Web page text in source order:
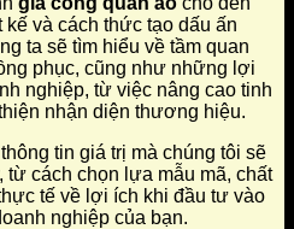
và cách thức tạo dấu ấn
ta sẽ tìm hiểu về tầm quan
phục, cũng như những lợi
nghiệp, từ việc nâng cao tinh
nhận diện thương hiệu.
tin giá trị mà chúng tôi sẽ
từ cách chọn lựa mẫu mã, chất
tế về lợi ích khi đầu tư vào
nghiệp của bạn.